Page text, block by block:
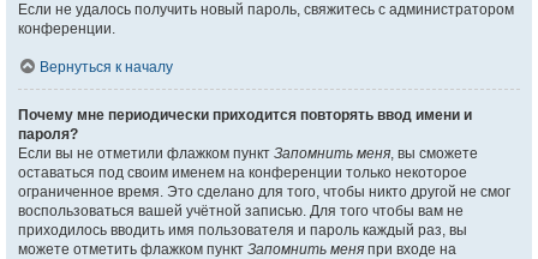
Если не удалось получить новый пароль, свяжитесь с администратором
конференции.
Вернуться к началу
Почему мне периодически приходится повторять ввод имени и
пароля?
Если вы не отметили флажком пункт Запомнить меня, вы сможете
оставаться под своим именем на конференции только некоторое
ограниченное время. Это сделано для того, чтобы никто другой не смог
воспользоваться вашей учётной записью. Для того чтобы вам не
приходилось вводить имя пользователя и пароль каждый раз, вы
можете отметить флажком пункт Запомнить меня при входе на